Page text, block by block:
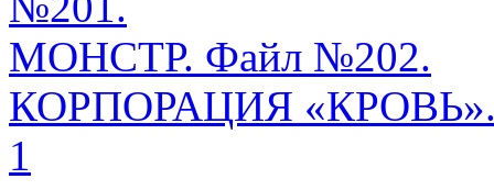
МОНСТР. Файл №202.
КОРПОРАЦИЯ
1